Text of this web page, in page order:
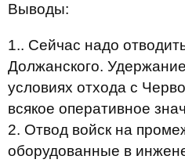
Выводы:
1.. Сейчас надо
Должанского.
условиях отхода с
всякое оперативное
2. Отвод войск на
оборудованные в